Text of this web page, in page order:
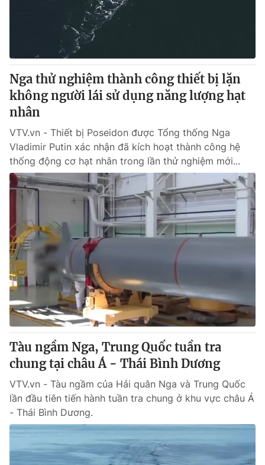
Tư vấn
Lịch phát sóng
Chuyên mục khác
Emagazine Podcast
Photo Infographic
Video Shorts video
VTV Thể thao
VTV Sức khoẻ Bất động sản
Thị trường 24h
VTV4 Vươn mình bằng AI
VTV9 VTV8
Liên hệ tòa soạn
THỜI BÁO VTV
Nga thử nghiệm thành công thiết bị lặn
không người lái sử dụng năng lượng hạt
nhân
VTV.vn - Thiết bị Poseidon được Tổng thống Nga
Vladimir Putin xác nhận đã kích hoạt thành công hệ
thống động cơ hạt nhân trong lần thử nghiệm mới...
Tàu ngầm Nga, Trung Quốc tuần tra
chung tại châu Á - Thái Bình Dương
VTV.vn - Tàu ngầm của Hải quân Nga và Trung Quốc
lần đầu tiên tiến hành tuần tra chung ở khu vực châu Á
- Thái Bình Dương.